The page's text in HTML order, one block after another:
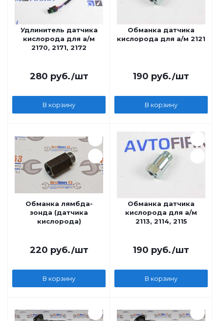
Удлинитель датчика
кислорода для а/м
2170, 2171, 2172
280 руб./шт
В корзину
Обманка датчика
кислорода для а/м 2121
190 руб./шт
В корзину
Обманка лямбда-
зонда (датчика
кислорода)
220 руб./шт
В корзину
Обманка датчика
кислорода для а/м
2113, 2114, 2115
190 руб./шт
В корзину